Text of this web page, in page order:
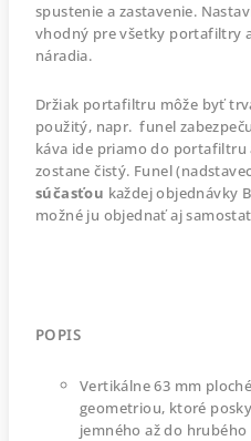
spustenie a zastavenie.
vhodný pre všetky portafiltry
náradia.
Držiak portafiltru môže byť
použitý, napr. funel
káva ide priamo do portafiltru
zostane čistý. Funel
súčasťou každej objednávky
možné ju objednať aj
POPIS
Vertikálne 63 mm
geometriou, ktoré
jemného až do